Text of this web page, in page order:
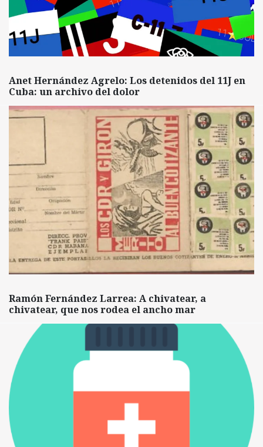
Anet Hernández Agrelo: Los detenidos del 11J en
Cuba: un archivo del dolor
Ramón Fernández Larrea: A chivatear, a
chivatear, que nos rodea el ancho mar